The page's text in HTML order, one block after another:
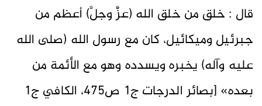
قال : خلق من خلق الله (عزَّّ وجلَّ) أعظم من
جبرئيل وميكائيل، كان مع رسول الله (صلى الله
عليه وآله) يخبره ويسدده وهو مع الأئمة من
بعده» [بصائر الدرجات ج1 ص475، الكافي ج1